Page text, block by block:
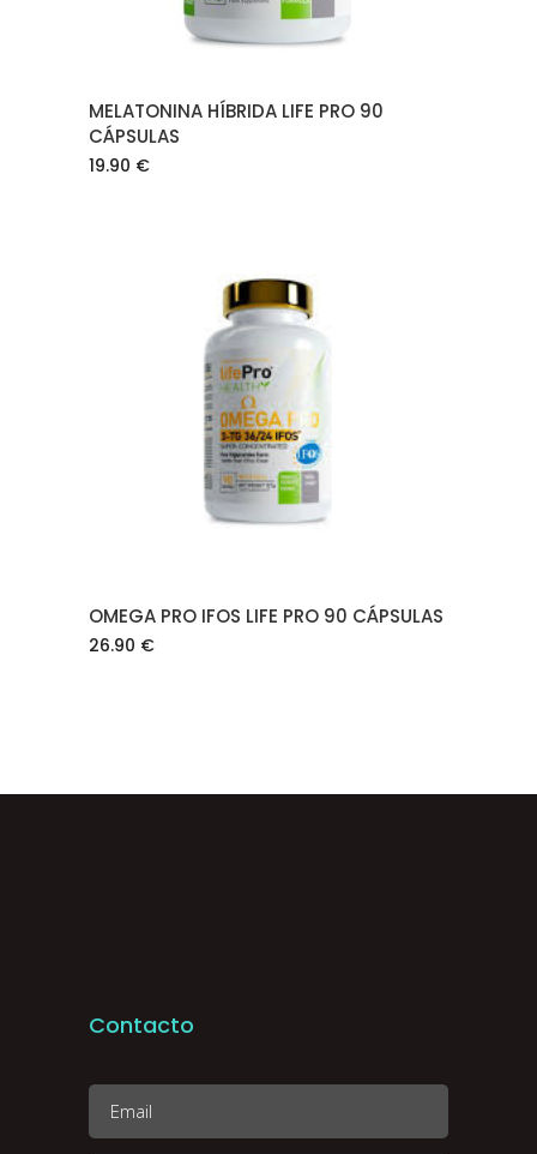
MELATONINA HÍBRIDA LIFE PRO 90
CÁPSULAS
19.90 €
AÑADIR AL CARRITO
OMEGA PRO IFOS LIFE PRO 90 CÁPSULAS
26.90 €
Contacto